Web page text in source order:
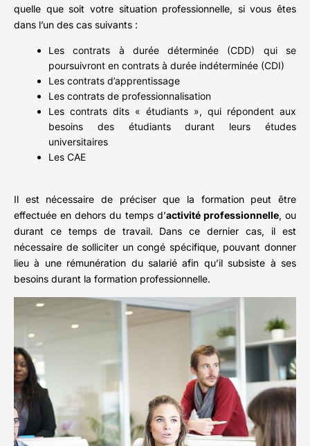
quelle que soit votre situation professionnelle, si vous êtes
dans l’un des cas suivants :
Les contrats à durée déterminée (CDD) qui se
poursuivront en contrats à durée indéterminée (CDI)
Les contrats d’apprentissage
Les contrats de professionnalisation
Les contrats dits « étudiants », qui répondent aux
besoins des étudiants durant leurs études
universitaires
Les CAE
Il est nécessaire de préciser que la formation peut être
effectuée en dehors du temps d’activité professionnelle, ou
durant ce temps de travail. Dans ce dernier cas, il est
nécessaire de solliciter un congé spécifique, pouvant donner
lieu à une rémunération du salarié afin qu’il subsiste à ses
besoins durant la formation professionnelle.